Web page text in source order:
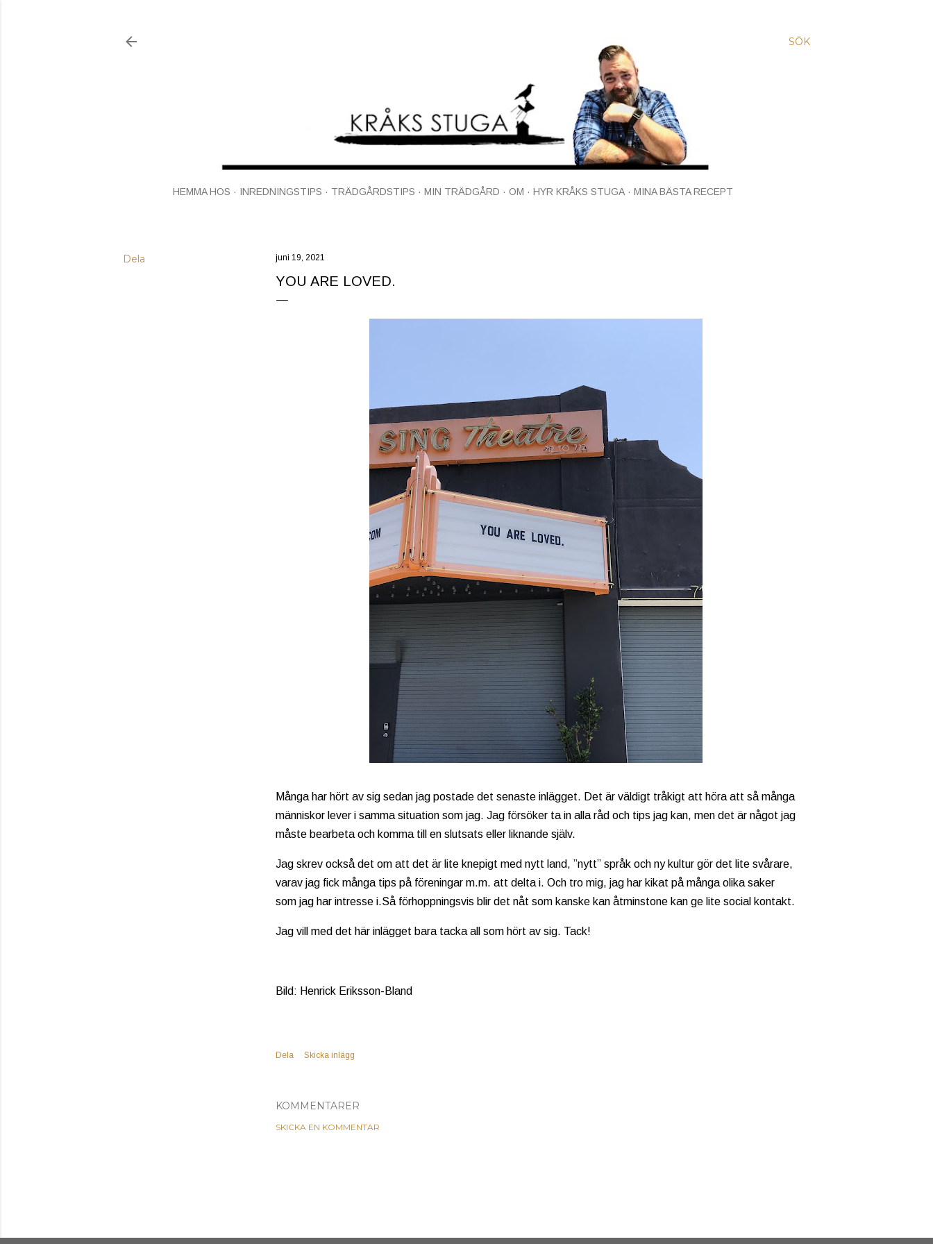
SÖK
HEMMA HOS INREDNINGSTIPS TRÄDGÅRDSTIPS MIN TRÄDGÅRD OM HYR KRÅKS STUGA MINA BÄSTA RECEPT
Dela juni 19, 2021
YOU ARE LOVED.
Många har hört av sig sedan jag postade det senaste inlägget. Det är väldigt tråkigt att höra att så många
människor lever i samma situation som jag. Jag försöker ta in alla råd och tips jag kan, men det är något jag
måste bearbeta och komma till en slutsats eller liknande själv.
Jag skrev också det om att det är lite knepigt med nytt land, ”nytt” språk och ny kultur gör det lite svårare,
varav jag fick många tips på föreningar m.m. att delta i. Och tro mig, jag har kikat på många olika saker
som jag har intresse i.Så förhoppningsvis blir det nåt som kanske kan åtminstone kan ge lite social kontakt.
Jag vill med det här inlägget bara tacka all som hört av sig. Tack!
Bild: Henrick Eriksson-Bland
Dela Skicka inlägg
KOMMENTARER
SKICKA EN KOMMENTAR